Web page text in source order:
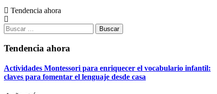
Tendencia ahora
Buscar:
Tendencia ahora
Actividades Montessori para enriquecer el vocabulario infantil:
claves para fomentar el lenguaje desde casa